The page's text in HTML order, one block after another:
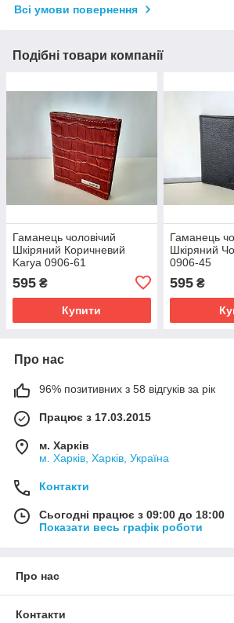
Всі умови повернення
Подібні товари компанії
Гаманець чоловічий
Шкіряний Коричневий
Karya 0906-61
595 ₴
Купити
Гаманець
Шкіряний
0906-45
595₴
Про нас
96% позитивних з 58 відгуків за рік
Працює з 17.03.2015
м. Харків
м. Харків, Харків, Україна
Контакти
Сьогодні працює з 09:00 до 18:00
Показати весь графік роботи
Про нас
Контакти